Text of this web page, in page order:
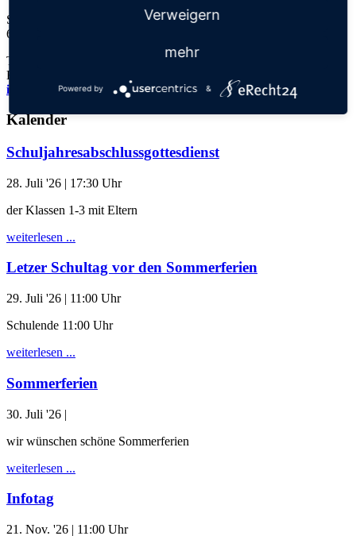
Steinhofweg 95
69123 Heidelberg
Tel.: 06221 73922-0
Fax: 06221 73922-11
info@thadden-grundschule.de
Kalender
Schuljahresabschlussgottesdienst
28. Juli '26 | 17:30 Uhr
der Klassen 1-3 mit Eltern
weiterlesen ...
Letzer Schultag vor den Sommerferien
29. Juli '26 | 11:00 Uhr
Schulende 11:00 Uhr
weiterlesen ...
Sommerferien
30. Juli '26 |
wir wünschen schöne Sommerferien
weiterlesen ...
Infotag
21. Nov. '26 | 11:00 Uhr
Verweigern
mehr
Powered by &